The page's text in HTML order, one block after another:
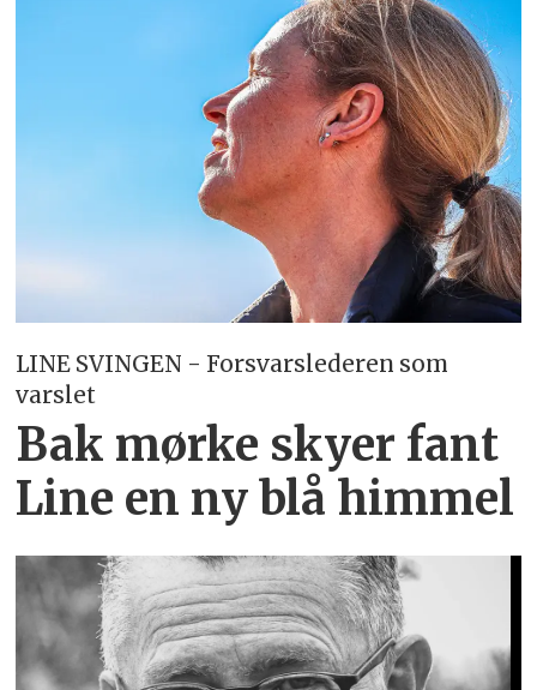
LINE SVINGEN - Forsvarslederen som
varslet
Bak mørke skyer fant
Line en ny blå himmel